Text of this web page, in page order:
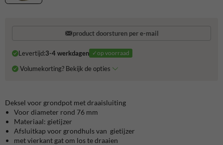
product doorsturen per e-mail
Levertijd:3-4 werkdagen ✓op voorraad
Volumekorting? Bekijk de opties
Deksel voor grondpot met draaisluiting
Voor diameter rond 76 mm
Materiaal: gietijzer
Afsluitkap voor grondhuls van gietijzer
met vierkant gat om los te draaien